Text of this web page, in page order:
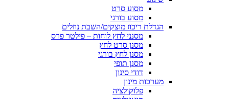
מסוע סרט
מסוע בורגי
הגדלת ריכוז מוצקים/השבת נוזלים
מסנני לחץ לוחות – פילטר פרס
מסנן סרט לחץ
מסנן לחץ בורגי
מסנן תופי
דודי סינון
מערכות מינון
פלוקולציה